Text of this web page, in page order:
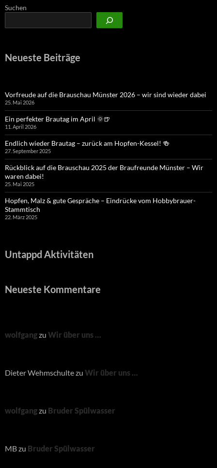
Suchen
Neueste Beiträge
Vorfreude auf die Brauschau Münster 2026 – wir sind wieder dabei
25. Mai 2026
Ein perfekter Brautag im April 🌞🍺
11. April 2026
Endlich wieder Brautag – zurück am Hopfen-Kessel! 🍻
27. September 2025
Rückblick auf die Brauschau 2025 der Braufreunde Münster – Wir
waren dabei!
25. Mai 2025
Hopfen, Malz & gute Gespräche – Eindrücke vom Hobbybrauer-
Stammtisch
22. März 2025
Untappd Aktivitäten
Neueste Kommentare
wolfgangzu Wir über uns …
Dieter Wehmschultezu Wir über uns …
wolfgangzu Bruder Spülwasser
MBzu Bruder Spülwasser